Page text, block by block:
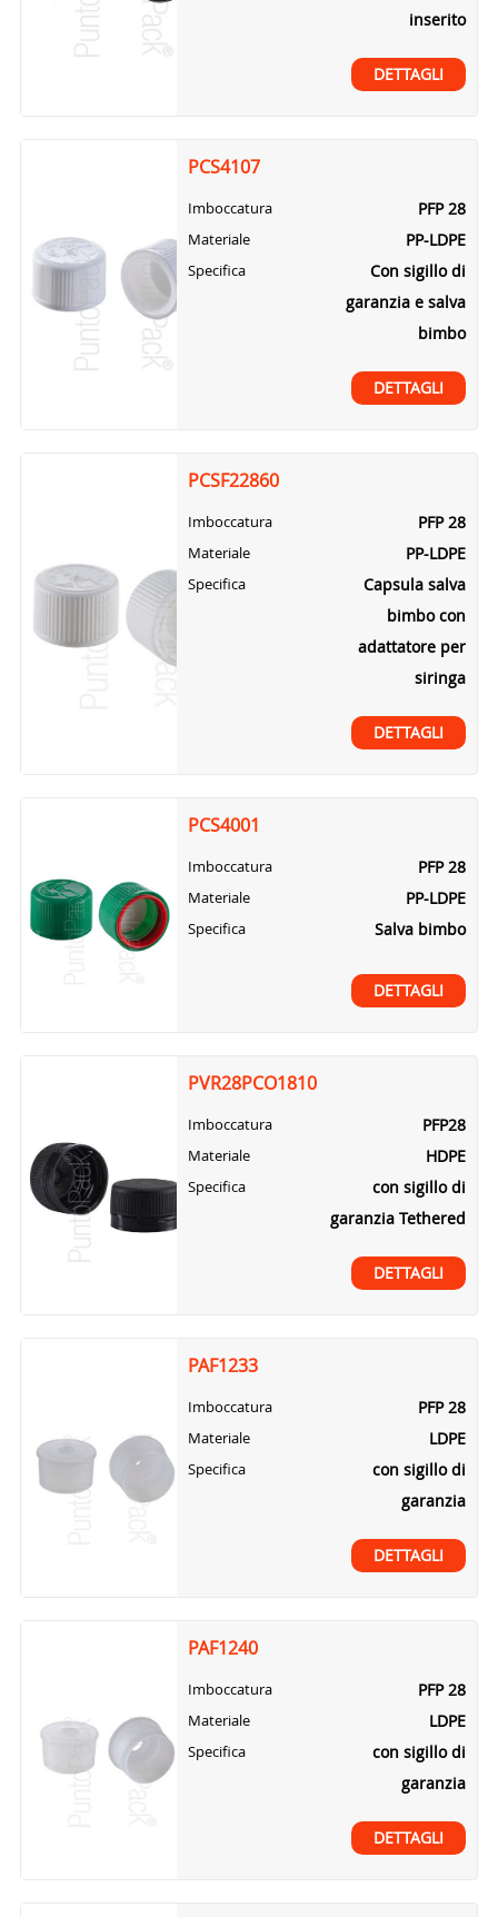
inserito
DETTAGLI
PCS4107
Imboccatura PFP 28
Materiale PP-LDPE
Specifica
Con sigillo di
garanzia e salva
bimbo
DETTAGLI
PCSF22860
Imboccatura PFP 28
Materiale PP-LDPE
Specifica
Capsula salva
bimbo con
adattatore per
siringa
DETTAGLI
PCS4001
Imboccatura PFP 28
Materiale PP-LDPE
Specifica Salva bimbo
DETTAGLI
PVR28PCO1810
Imboccatura PFP28
Materiale HDPE
Specifica
con sigillo di
garanzia Tethered
DETTAGLI
PAF1233
Imboccatura PFP 28
Materiale LDPE
Specifica
con sigillo di
garanzia
DETTAGLI
PAF1240
Imboccatura PFP 28
Materiale LDPE
Specifica
con sigillo di
garanzia
DETTAGLI